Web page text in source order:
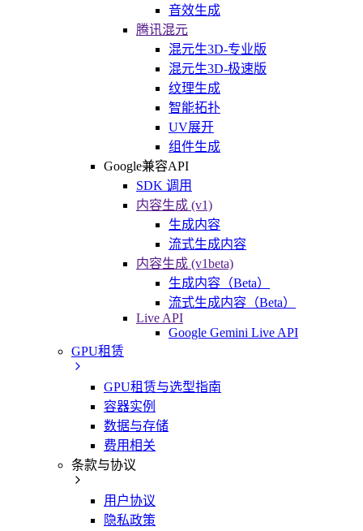
音效生成
腾讯混元
混元生3D-专业版
混元生3D-极速版
纹理生成
智能拓扑
UV展开
组件生成
Google兼容API
SDK 调用
内容生成 (v1)
生成内容
流式生成内容
内容生成 (v1beta)
生成内容（Beta）
流式生成内容（Beta）
Live API
Google Gemini Live API
GPU租赁
GPU租赁与选型指南
容器实例
数据与存储
费用相关
条款与协议
用户协议
隐私政策